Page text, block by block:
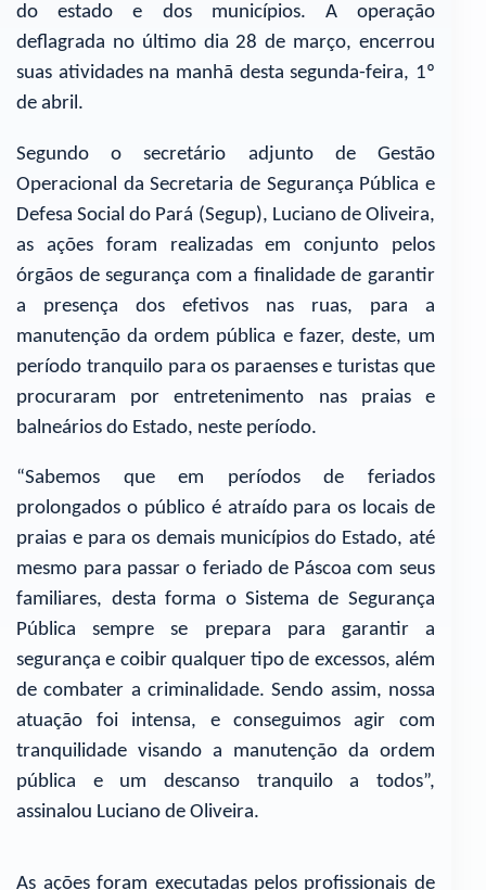
do estado e dos municípios. A operação
deflagrada no último dia 28 de março, encerrou
suas atividades na manhã desta segunda-feira, 1º
de abril.
Segundo o secretário adjunto de Gestão
Operacional da Secretaria de Segurança Pública e
Defesa Social do Pará (Segup), Luciano de Oliveira,
as ações foram realizadas em conjunto pelos
órgãos de segurança com a finalidade de garantir
a presença dos efetivos nas ruas, para a
manutenção da ordem pública e fazer, deste, um
período tranquilo para os paraenses e turistas que
procuraram por entretenimento nas praias e
balneários do Estado, neste período.
“Sabemos que em períodos de feriados
prolongados o público é atraído para os locais de
praias e para os demais municípios do Estado, até
mesmo para passar o feriado de Páscoa com seus
familiares, desta forma o Sistema de Segurança
Pública sempre se prepara para garantir a
segurança e coibir qualquer tipo de excessos, além
de combater a criminalidade. Sendo assim, nossa
atuação foi intensa, e conseguimos agir com
tranquilidade visando a manutenção da ordem
pública e um descanso tranquilo a todos”,
assinalou Luciano de Oliveira.
As ações foram executadas pelos profissionais de